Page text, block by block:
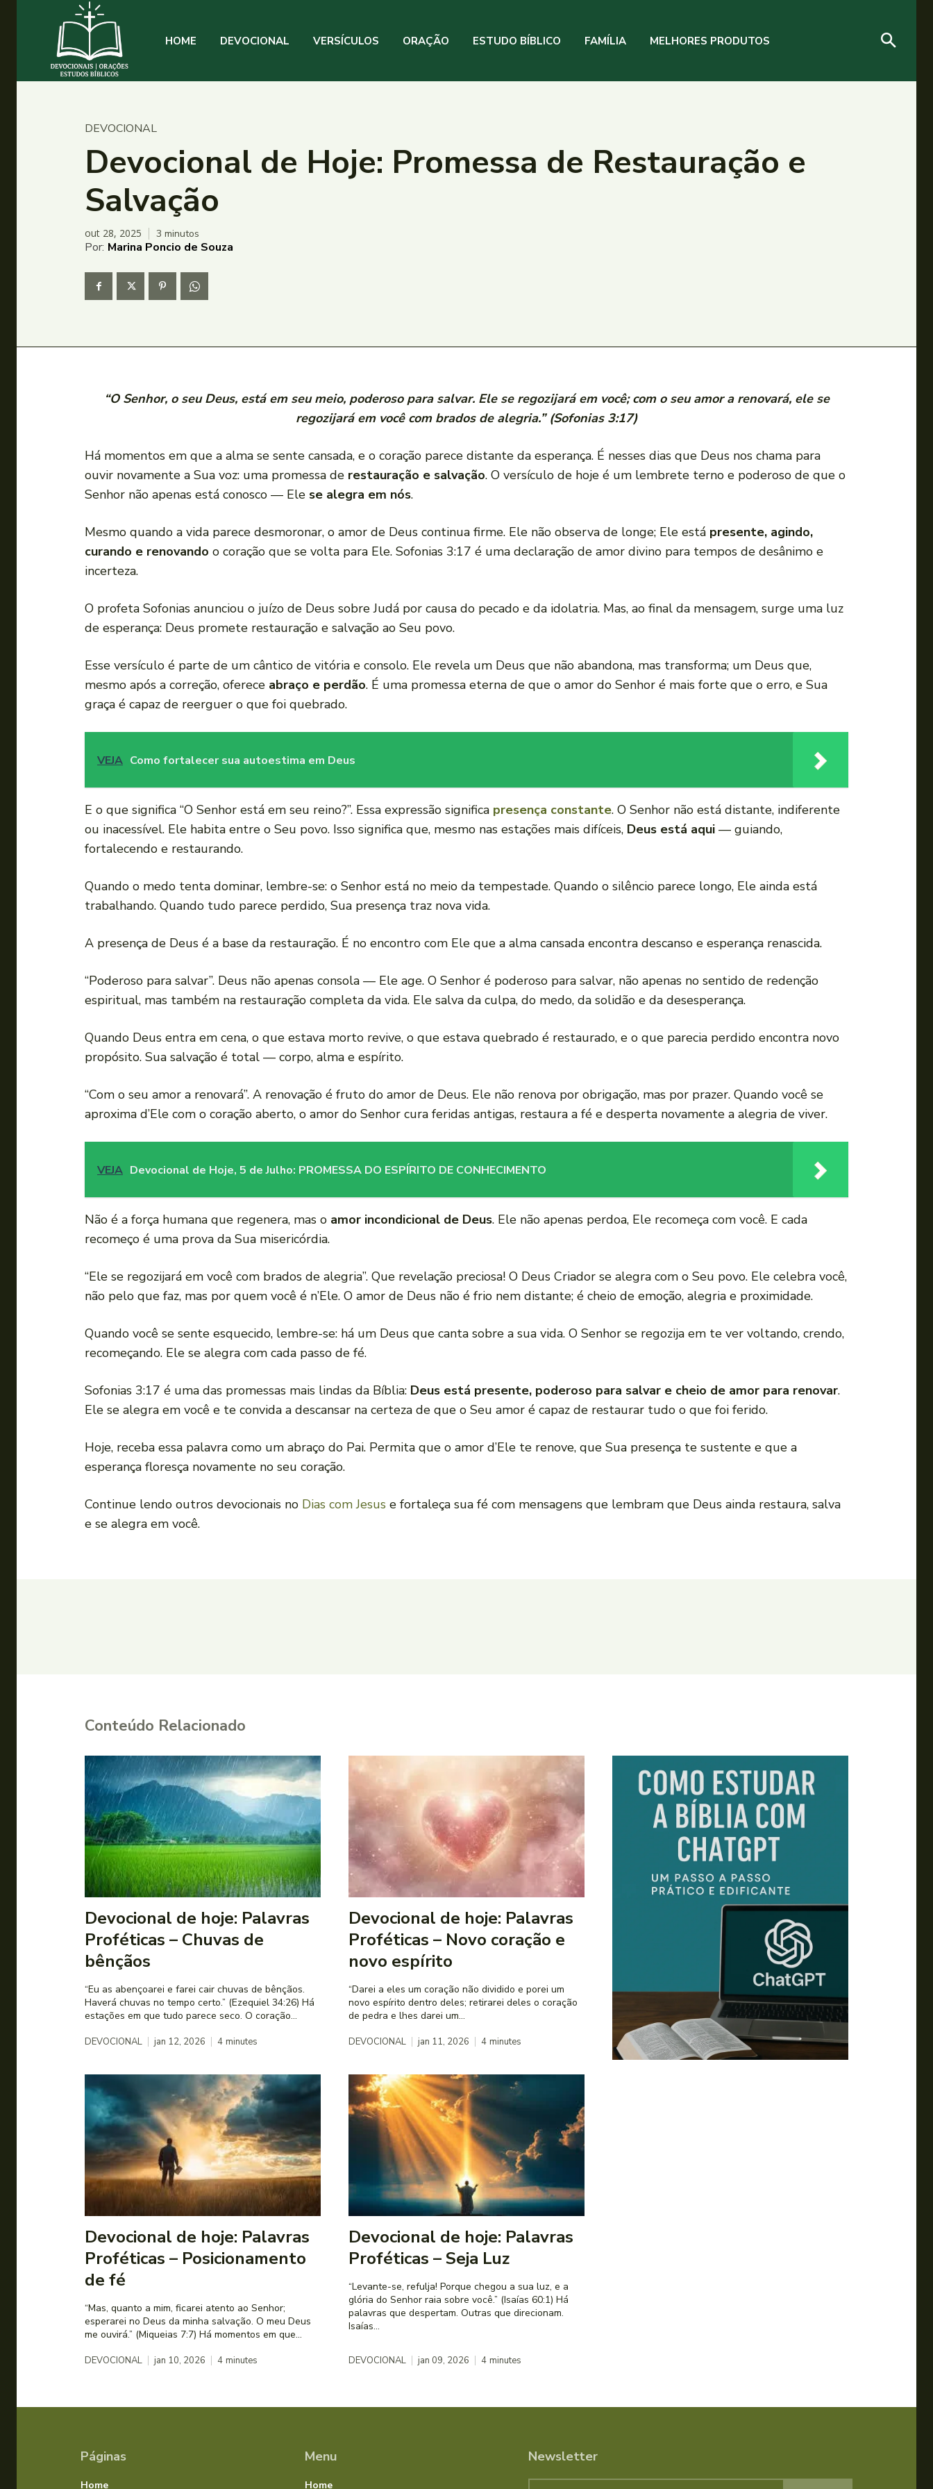
HOME DEVOCIONAL VERSÍCULOS ORAÇÃO ESTUDO BÍBLICO FAMÍLIA MELHORES PRODUTOS
DEVOCIONAL
Devocional de Hoje: Promessa de Restauração e
Salvação
out 28, 2025 3 minutos
Por: Marina Poncio de Souza
“O Senhor, o seu Deus, está em seu meio, poderoso para salvar. Ele se regozijará em você; com o seu amor a renovará, ele se
regozijará em você com brados de alegria.” (Sofonias 3:17)
Há momentos em que a alma se sente cansada, e o coração parece distante da esperança. É nesses dias que Deus nos chama para
ouvir novamente a Sua voz: uma promessa de restauração e salvação. O versículo de hoje é um lembrete terno e poderoso de que o
Senhor não apenas está conosco — Ele se alegra em nós.
Mesmo quando a vida parece desmoronar, o amor de Deus continua firme. Ele não observa de longe; Ele está presente, agindo,
curando e renovando o coração que se volta para Ele. Sofonias 3:17 é uma declaração de amor divino para tempos de desânimo e
incerteza.
O profeta Sofonias anunciou o juízo de Deus sobre Judá por causa do pecado e da idolatria. Mas, ao final da mensagem, surge uma luz
de esperança: Deus promete restauração e salvação ao Seu povo.
Esse versículo é parte de um cântico de vitória e consolo. Ele revela um Deus que não abandona, mas transforma; um Deus que,
mesmo após a correção, oferece abraço e perdão. É uma promessa eterna de que o amor do Senhor é mais forte que o erro, e Sua
graça é capaz de reerguer o que foi quebrado.
VEJA Como fortalecer sua autoestima em Deus
E o que significa “O Senhor está em seu reino?”. Essa expressão significa presença constante. O Senhor não está distante, indiferente
ou inacessível. Ele habita entre o Seu povo. Isso significa que, mesmo nas estações mais difíceis, Deus está aqui — guiando,
fortalecendo e restaurando.
Quando o medo tenta dominar, lembre-se: o Senhor está no meio da tempestade. Quando o silêncio parece longo, Ele ainda está
trabalhando. Quando tudo parece perdido, Sua presença traz nova vida.
A presença de Deus é a base da restauração. É no encontro com Ele que a alma cansada encontra descanso e esperança renascida.
“Poderoso para salvar”. Deus não apenas consola — Ele age. O Senhor é poderoso para salvar, não apenas no sentido de redenção
espiritual, mas também na restauração completa da vida. Ele salva da culpa, do medo, da solidão e da desesperança.
Quando Deus entra em cena, o que estava morto revive, o que estava quebrado é restaurado, e o que parecia perdido encontra novo
propósito. Sua salvação é total — corpo, alma e espírito.
“Com o seu amor a renovará”. A renovação é fruto do amor de Deus. Ele não renova por obrigação, mas por prazer. Quando você se
aproxima d’Ele com o coração aberto, o amor do Senhor cura feridas antigas, restaura a fé e desperta novamente a alegria de viver.
VEJA Devocional de Hoje, 5 de Julho: PROMESSA DO ESPÍRITO DE CONHECIMENTO
Não é a força humana que regenera, mas o amor incondicional de Deus. Ele não apenas perdoa, Ele recomeça com você. E cada
recomeço é uma prova da Sua misericórdia.
“Ele se regozijará em você com brados de alegria”. Que revelação preciosa! O Deus Criador se alegra com o Seu povo. Ele celebra você,
não pelo que faz, mas por quem você é n’Ele. O amor de Deus não é frio nem distante; é cheio de emoção, alegria e proximidade.
Quando você se sente esquecido, lembre-se: há um Deus que canta sobre a sua vida. O Senhor se regozija em te ver voltando, crendo,
recomeçando. Ele se alegra com cada passo de fé.
Sofonias 3:17 é uma das promessas mais lindas da Bíblia: Deus está presente, poderoso para salvar e cheio de amor para renovar.
Ele se alegra em você e te convida a descansar na certeza de que o Seu amor é capaz de restaurar tudo o que foi ferido.
Hoje, receba essa palavra como um abraço do Pai. Permita que o amor d’Ele te renove, que Sua presença te sustente e que a
esperança floresça novamente no seu coração.
Continue lendo outros devocionais no Dias com Jesus e fortaleça sua fé com mensagens que lembram que Deus ainda restaura, salva
e se alegra em você.
Conteúdo Relacionado
Devocional de hoje: Palavras
Proféticas – Chuvas de
bênçãos
“Eu as abençoarei e farei cair chuvas de bênçãos.
Haverá chuvas no tempo certo.” (Ezequiel 34:26) Há
estações em que tudo parece seco. O coração...
DEVOCIONAL jan 12, 2026 4 minutes
Devocional de hoje: Palavras
Proféticas – Novo coração e
novo espírito
“Darei a eles um coração não dividido e porei um
novo espírito dentro deles; retirarei deles o coração
de pedra e lhes darei um...
DEVOCIONAL jan 11, 2026 4 minutes
Devocional de hoje: Palavras
Proféticas – Posicionamento
de fé
“Mas, quanto a mim, ficarei atento ao Senhor;
esperarei no Deus da minha salvação. O meu Deus
me ouvirá.” (Miqueias 7:7) Há momentos em que...
DEVOCIONAL jan 10, 2026 4 minutes
Devocional de hoje: Palavras
Proféticas – Seja Luz
“Levante-se, refulja! Porque chegou a sua luz, e a
glória do Senhor raia sobre você.” (Isaías 60:1) Há
palavras que despertam. Outras que direcionam.
Isaías...
DEVOCIONAL jan 09, 2026 4 minutes
Páginas
Home
Menu
Home
Newsletter